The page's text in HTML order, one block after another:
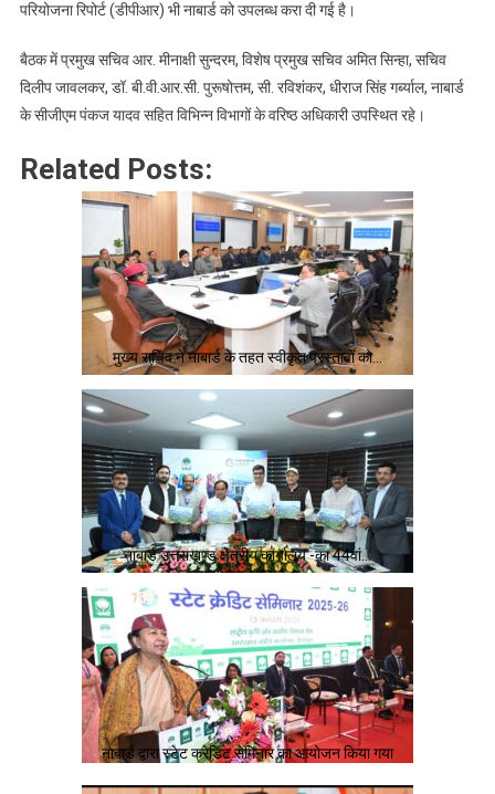
परियोजना रिपोर्ट (डीपीआर) भी नाबार्ड को उपलब्ध करा दी गई है।
बैठक में प्रमुख सचिव आर. मीनाक्षी सुन्दरम, विशेष प्रमुख सचिव अमित सिन्हा, सचिव
दिलीप जावलकर, डॉ. बी.वी.आर.सी. पुरूषोत्तम, सी. रविशंकर, धीराज सिंह गर्ब्याल, नाबार्ड
के सीजीएम पंकज यादव सहित विभिन्न विभागों के वरिष्ठ अधिकारी उपस्थित रहे।
Related Posts:
मुख्य सचिव ने नाबार्ड के तहत स्वीकृत प्रस्तावों को…
नाबार्ड उत्तराखण्ड क्षेत्रीय कार्यालय -का 44वां…
नाबार्ड द्वारा स्टेट क्रेडिट सेमिनार का आयोजन किया गया